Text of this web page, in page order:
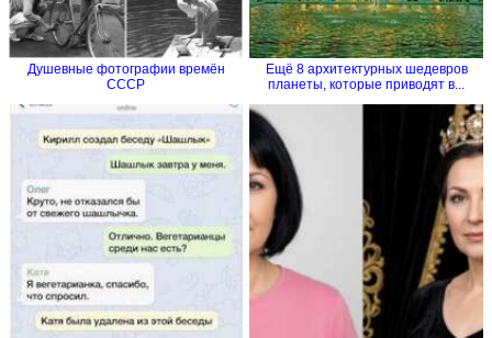
Душевные фотографии времён
СССР
Ещё 8 архитектурных шедевров
планеты, которые приводят в...